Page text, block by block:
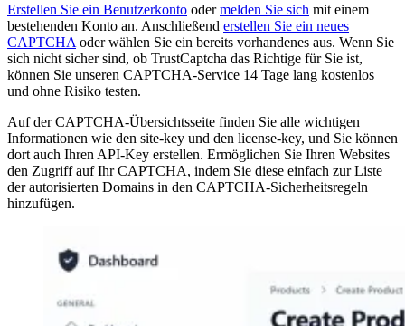
Erstellen Sie ein Benutzerkonto odermelden Sie sich mit einem
bestehenden Konto an. Anschließend erstellen Sie ein neues
CAPTCHA oder wählen Sie ein bereits vorhandenes aus. Wenn Sie
sich nicht sicher sind, ob TrustCaptcha das Richtige für Sie ist,
können Sie unseren CAPTCHA-Service 14 Tage lang kostenlos
und ohne Risiko testen.
Auf der CAPTCHA-Übersichtsseite finden Sie alle wichtigen
Informationen wie den site-key und den license-key, und Sie können
dort auch Ihren API-Key erstellen. Ermöglichen Sie Ihren Websites
den Zugriff auf Ihr CAPTCHA, indem Sie diese einfach zur Liste
der autorisierten Domains in den CAPTCHA-Sicherheitsregeln
hinzufügen.